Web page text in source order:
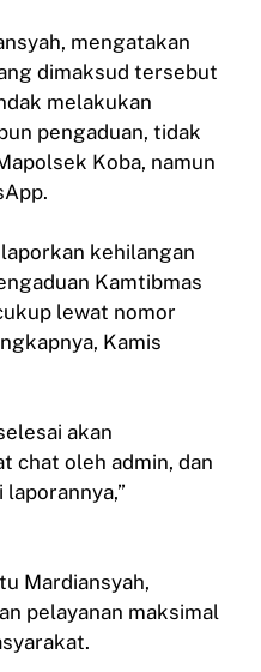
mengatakan
dimaksud tersebut
melakukan
pengaduan, tidak
Koba, namun
kehilangan
Kamtibmas
lewat nomor
Kamis
akan
chat oleh admin, dan
Mardiansyah,
pelayanan maksimal